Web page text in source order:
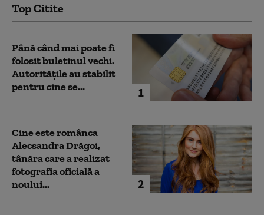
Top Citite
1
Până când mai poate fi
folosit buletinul vechi.
Autoritățile au stabilit
pentru cine se...
2
Cine este românca
Alecsandra Drăgoi,
tânăra care a realizat
fotografia oficială a
noului...